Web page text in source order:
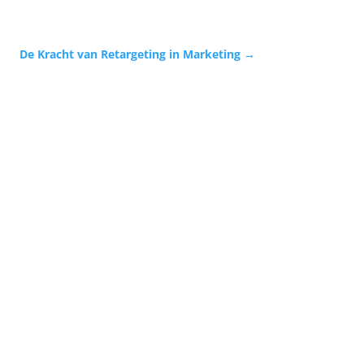
De Kracht van Retargeting in Marketing→